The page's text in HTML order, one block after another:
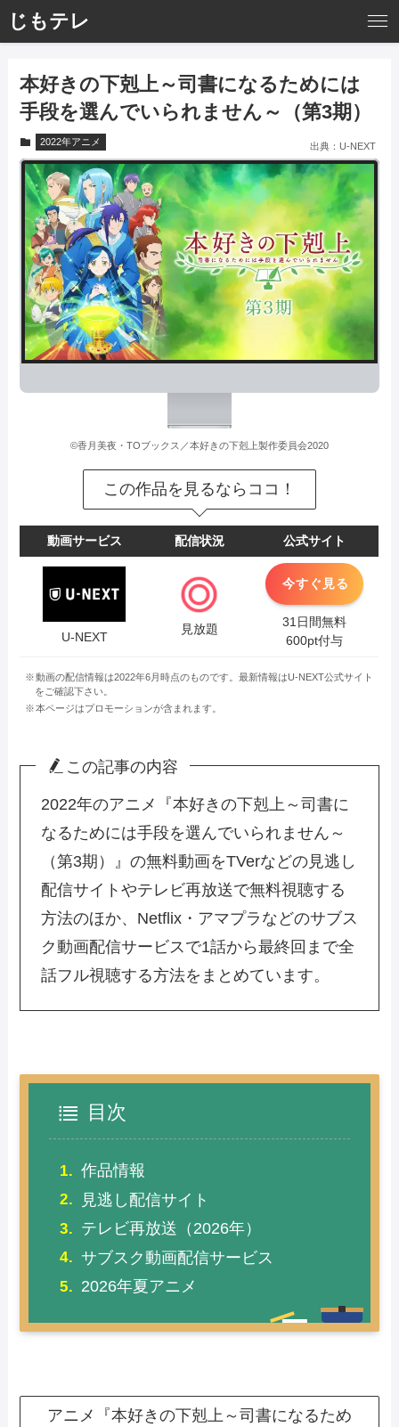
じもテレ
本好きの下剋上～司書になるためには
手段を選んでいられません～（第3期）
2022年アニメ 出典： U-NEXT
©香月美夜・TOブックス／本好きの下剋上製作委員会2020
この作品を見るならココ！
動画サービス 配信状況 公式サイト
U-NEXT
見放題
今すぐ見る
31日間無料
600pt付与
動画の配信情報は2022年6月時点のものです。最新情報はU-NEXT公式サイト
をご確認下さい。
本ページはプロモーションが含まれます。
この記事の内容
2022年のアニメ『本好きの下剋上～司書に
なるためには手段を選んでいられません～
（第3期）』 の無料動画をTVerなどの見逃し
配信サイトやテレビ再放送で無料視聴する
方法のほか、Netflix・アマプラなどのサブス
ク動画配信サービスで1話から最終回まで全
話フル視聴する方法をまとめています。
目次
作品情報
見逃し配信サイト
テレビ再放送（2026年）
サブスク動画配信サービス
2026年夏アニメ
アニメ『本好きの下剋上～司書になるため